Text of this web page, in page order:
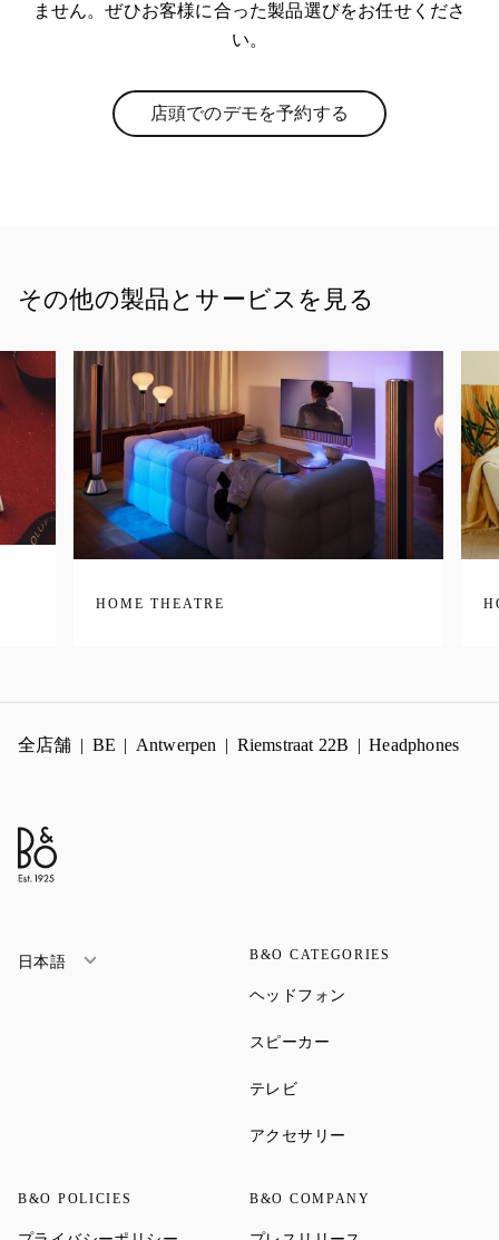
ません。ぜひお客様に合った製品選びをお任せくださ
い。
店頭でのデモを予約する
Link Opens in New Tab
その他の製品とサービスを見る
HOME THEATRE
全店舗 BE Antwerpen Riemstraat 22B Headphones
日本語 B&O CATEGORIES
ヘッドフォン
スピーカー
テレビLink Opens in New Tab
アクセサリー
B&O POLICIES B&O COMPANY